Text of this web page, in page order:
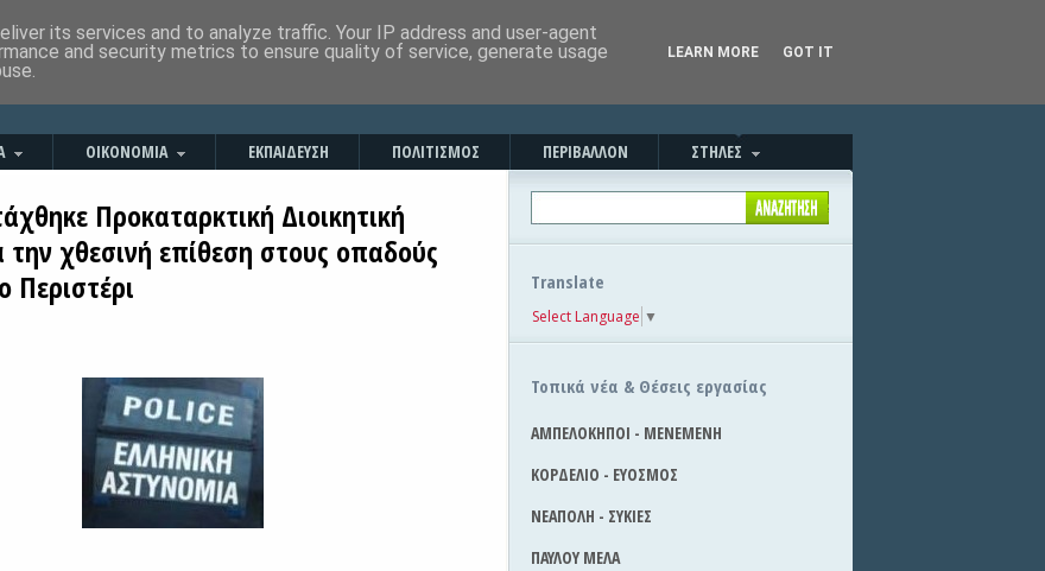
ΟΙΚΟΝΟΜΙΑ ΕΚΠΑΙΔΕΥΣΗ ΠΟΛΙΤΙΣΜΟΣ ΠΕΡΙΒΑΛΛΟΝ ΣΤΗΛΕΣ
Προκαταρκτική Διοικητική
την χθεσινή επίθεση στους οπαδούς
Περιστέρι
Translate
Select Language ▼
Τοπικά νέα & Θέσεις εργασίας
ΑΜΠΕΛΟΚΗΠΟΙ - ΜΕΝΕΜΕΝΗ
ΚΟΡΔΕΛΙΟ - ΕΥΟΣΜΟΣ
ΝΕΑΠΟΛΗ - ΣΥΚΙΕΣ
ΠΑΥΛΟΥ ΜΕΛΑ
its services and to analyze traffic. Your IP address and user-agent
and security metrics to ensure quality of service, generate usage
LEARN MORE GOT IT